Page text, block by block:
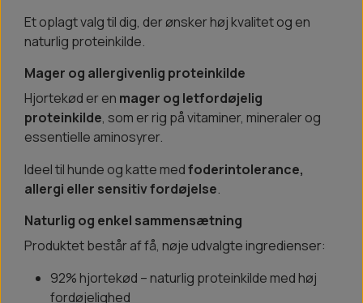
Et oplagt valg til dig, der ønsker høj kvalitet og en
naturlig proteinkilde.
Mager og allergivenlig proteinkilde
Hjortekød er en mager og letfordøjelig
proteinkilde, som er rig på vitaminer, mineraler og
essentielle aminosyrer.
Ideel til hunde og katte medfoderintolerance,
allergi eller sensitiv fordøjelse.
Naturlig og enkel sammensætning
Produktet består af få, nøje udvalgte ingredienser:
92% hjortekød – naturlig proteinkilde med høj
fordøjelighed